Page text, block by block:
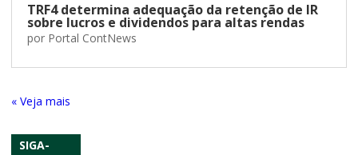
TRF4 determina adequação da retenção de IR
sobre lucros e dividendos para altas rendas
por Portal ContNews
« Entradas Antigas
SIGA-